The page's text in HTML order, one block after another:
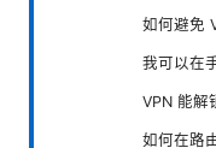
如何避免
我可以在
VPN 能解
如何在路